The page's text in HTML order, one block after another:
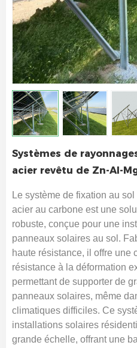
Systèmes de
acier revêtu de Zn-Al-
Le système de fixation au
acier au carbone est une
robuste, conçue pour une
panneaux solaires au sol.
haute résistance, il offre une
résistance à la déformation
permettant de supporter de
panneaux solaires, même
climatiques difficiles. Ce
installations solaires
grande échelle, offrant une